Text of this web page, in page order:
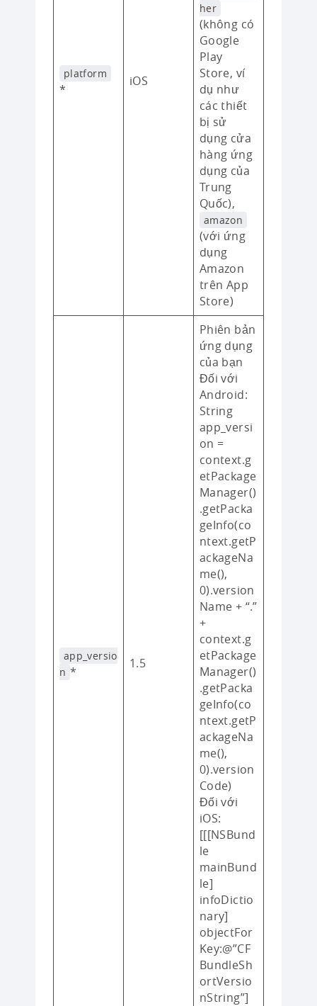
platform
*
iOS
her
(không có
Google
Play
Store, ví
dụ như
các thiết
bị sử
dụng cửa
hàng ứng
dụng của
Trung
Quốc),
amazon
(với ứng
dụng
Amazon
trên App
Store)
app_versio
n *
1.5
Phiên bản
ứng dụng
của bạn
Đối với
Android:
String
app_versi
on =
context.g
etPackage
Manager()
.getPacka
geInfo(co
ntext.getP
ackageNa
me(),
0).version
Name + “.”
+
context.g
etPackage
Manager()
.getPacka
geInfo(co
ntext.getP
ackageNa
me(),
0).version
Code)
Đối với
iOS:
[[[NSBund
le
mainBund
le]
infoDictio
nary]
objectFor
Key:@”CF
BundleSh
ortVersio
nString”]